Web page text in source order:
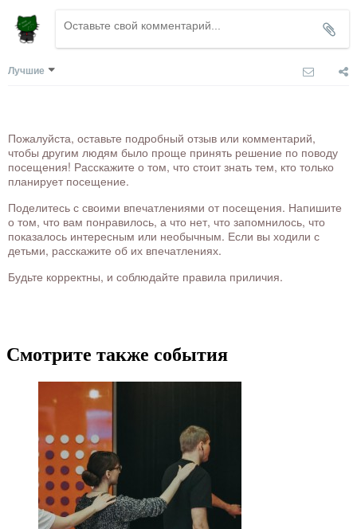
Лучшие
Пожалуйста, оставьте подробный отзыв или комментарий,
чтобы другим людям было проще принять решение по поводу
посещения! Расскажите о том, что стоит знать тем, кто только
планирует посещение.
Поделитесь с своими впечатлениями от посещения. Напишите
о том, что вам понравилось, а что нет, что запомнилось, что
показалось интересным или необычным. Если вы ходили с
детьми, расскажите об их впечатлениях.
Будьте корректны, и соблюдайте правила приличия.
Смотрите также события